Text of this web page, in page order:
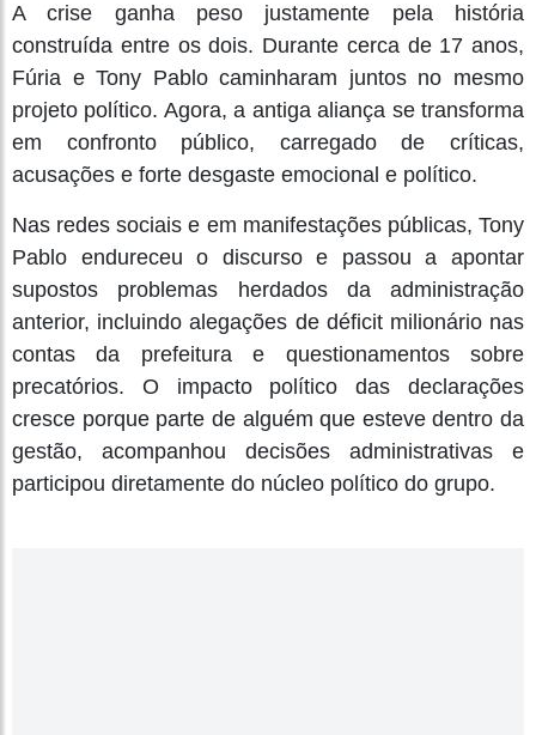
A crise ganha peso justamente pela história
construída entre os dois. Durante cerca de 17 anos,
Fúria e Tony Pablo caminharam juntos no mesmo
projeto político. Agora, a antiga aliança se transforma
em confronto público, carregado de críticas,
acusações e forte desgaste emocional e político.
Nas redes sociais e em manifestações públicas, Tony
Pablo endureceu o discurso e passou a apontar
supostos problemas herdados da administração
anterior, incluindo alegações de déficit milionário nas
contas da prefeitura e questionamentos sobre
precatórios. O impacto político das declarações
cresce porque parte de alguém que esteve dentro da
gestão, acompanhou decisões administrativas e
participou diretamente do núcleo político do grupo.